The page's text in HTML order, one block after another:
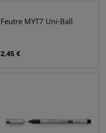
Feutre MYT7 Uni-Ball
2,45 €